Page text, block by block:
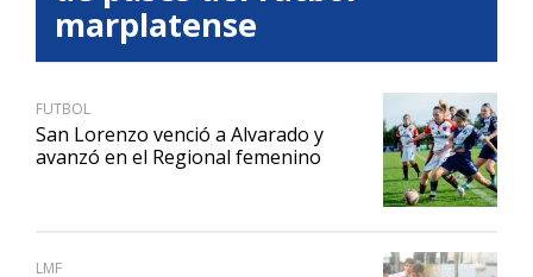
marplatense
FUTBOL
San Lorenzo venció a Alvarado y
avanzó en el Regional femenino
LMF